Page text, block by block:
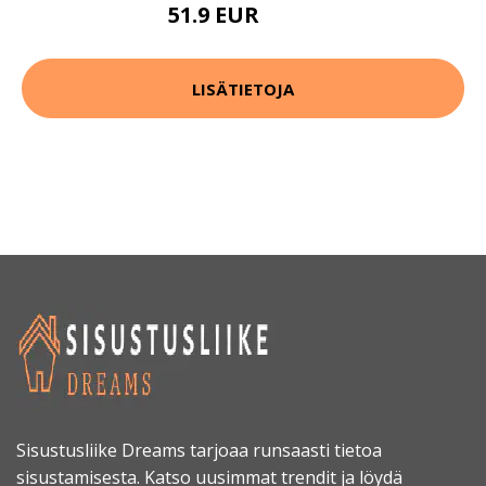
51.9 EUR
LISÄTIETOJA
Sisustusliike Dreams tarjoaa runsaasti tietoa
sisustamisesta. Katso uusimmat trendit ja löydä